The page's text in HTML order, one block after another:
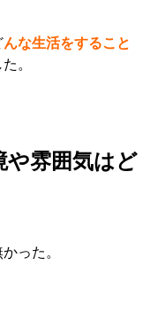
んな生活をすること
。
や雰囲気はど
った。